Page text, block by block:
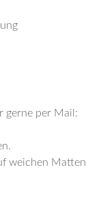
gerne per Mail:
weichen Matten